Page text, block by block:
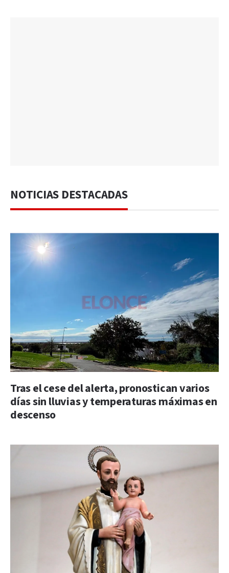
NOTICIAS DESTACADAS
Tras el cese del alerta, pronostican varios
días sin lluvias y temperaturas máximas en
descenso